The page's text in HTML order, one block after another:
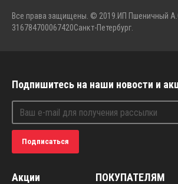
Все права защищены. © 2019. ИП Пшеничный
316784700067420Санкт-Петербург.
Подпишитесь на наши новости и
Подписаться
Акции
ПОКУПАТЕЛЯМ